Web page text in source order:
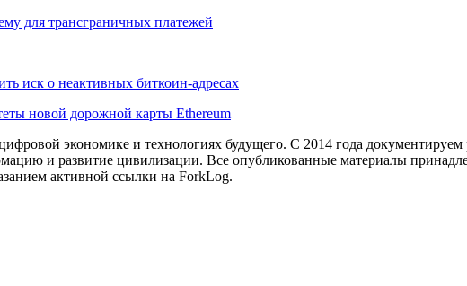
для трансграничных платежей
иск о неактивных биткоин-адресах
новой дорожной карты Ethereum
экономике и технологиях будущего. С 2014 года документируем
и развитие цивилизации. Все опубликованные материалы
активной ссылки на ForkLog.